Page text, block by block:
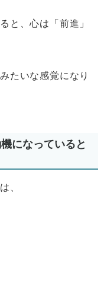
と、心は「前進」
たいな感覚になり
になっていると
、